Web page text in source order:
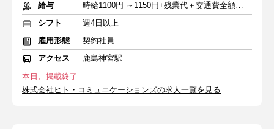
給与
時給1100円 ～1150円+残業代＋交通費全額支給
シフト
週4日以上
雇用形態
契約社員
アクセス
鹿島神宮駅
本日、掲載終了
株式会社ヒト・コミュニケーションズの求人一覧を見る